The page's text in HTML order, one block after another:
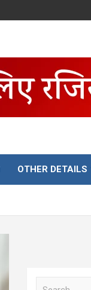
OTHER DETAILS